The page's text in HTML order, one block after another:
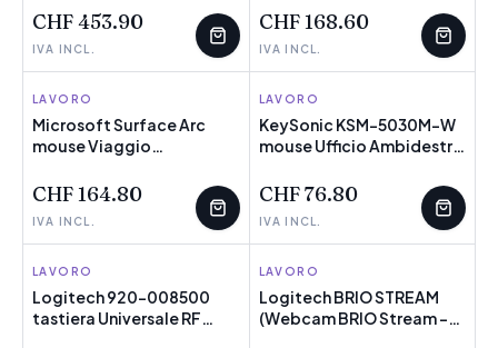
Pixel Full HD LCD Touch
ProLite T2252MSC-B2 -
viewable] - touchscreen -
1920 x 1080 Full HD [1080p]
@ 60 Hz - IPS - 250 cd/mÂ²
CHF 453.90
IVA INCL.
BlueTrack 1800 DPI (Srfc
BluetoothXZ/NL/FR/DE -
CHF 168.60
IVA INCL.
MICROSOFT
NOVITÀ
LAVORO
Microsoft Surface Arc
mouse Viaggio
BlueTrack 1000 DPI
(SURFACE ARC MOUSE
BLUETOOTH -
XZ/NL/FR/DE HDWR COM
LIGHT GREY)
CHF 164.80
IVA INCL.
KEYSONIC
NOVITÀ POCHI PEZZI
LAVORO
KeySonic KSM-5030M-W
mouse Ufficio Ambidestro
MOUSE SILICONE USB -
CHF 76.80
IVA INCL.
LOGITECH
NOVITÀ POCHI PEZZI
LAVORO
Logitech 920-008500
tastiera Universale RF
LOGITECH
NOVITÀ
LAVORO
Logitech BRIO STREAM
(Webcam BRIO Stream -